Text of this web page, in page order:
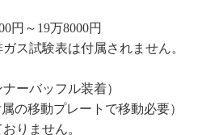
円～19万8000円
ス試験表は付属されません。
ーバッフル装着）
の移動プレートで移動必要）
りません。